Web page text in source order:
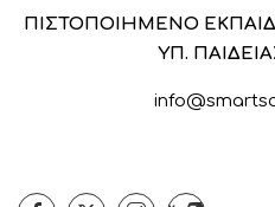
ΠΙΣΤΟΠΟΙΗΜΕΝΟ
ΥΠ.